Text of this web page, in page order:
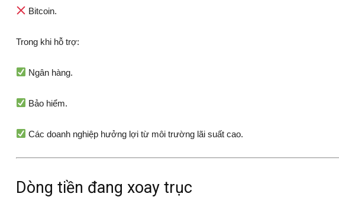
Bitcoin.
Trong khi hỗ trợ:
Ngân hàng.
Bảo hiểm.
Các doanh nghiệp hưởng lợi từ môi trường lãi suất cao.
Dòng tiền đang xoay trục